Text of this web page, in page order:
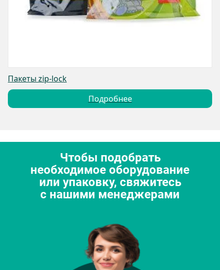
Пакеты zip-lock
Подробнее
Чтобы подобрать
необходимое оборудование
или упаковку, свяжитесь
с нашими менеджерами